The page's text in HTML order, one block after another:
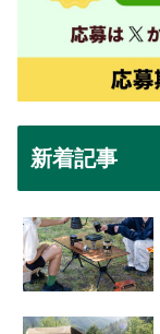
新着記事